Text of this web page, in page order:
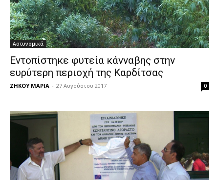
Αστυνομικά
Εντοπίστηκε φυτεία κάνναβης στην
ευρύτερη περιοχή της Καρδίτσας
ΖΗΚΟΥ ΜΑΡΙΑ - 27 Αυγούστου 2017 0